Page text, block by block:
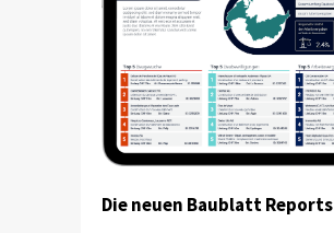
Die neuen Baublatt Reports